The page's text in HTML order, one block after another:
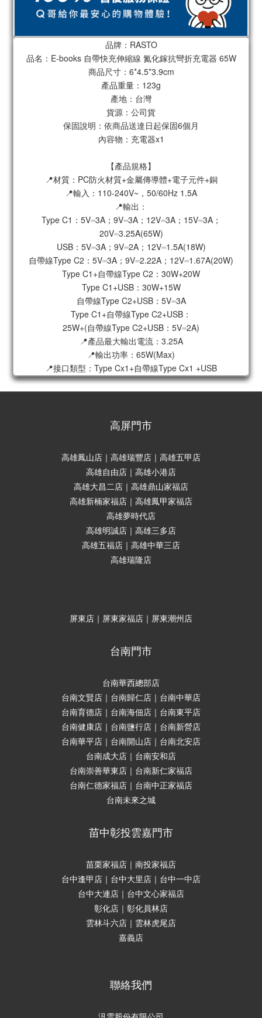
品牌：RASTO
品名：E-books 自帶快充伸縮線 氮化鎵抗彎折充電器 65W
商品尺寸：6*4.5*3.9cm
產品重量：123g
產地：台灣
貨源：公司貨
保固說明：依商品送達日起保固6個月
內容物：充電器x1
【產品規格】
📍材質：PC防火材質+金屬傳導體+電子元件+銅
📍輸入：110-240V~，50/60Hz 1.5A
📍輸出：
Type C1：5V⎓3A；9V⎓3A；12V⎓3A；15V⎓3A；
20V⎓3.25A(65W)
USB：5V⎓3A；9V⎓2A；12V⎓1.5A(18W)
自帶線Type C2：5V⎓3A；9V⎓2.22A；12V⎓1.67A(20W)
Type C1+自帶線Type C2：30W+20W
Type C1+USB：30W+15W
自帶線Type C2+USB：5V⎓3A
Type C1+自帶線Type C2+USB：
25W+(自帶線Type C2+USB：5V⎓2A)
📍產品最大輸出電流：3.25A
📍輸出功率：65W(Max)
📍接口類型：Type Cx1+自帶線Type Cx1 +USB
高屏門市
高雄鳳山店｜高雄瑞豐店｜高雄五甲店
高雄自由店｜高雄小港店
高雄大昌二店｜高雄鼎山家福店
高雄新楠家福店｜高雄鳳甲家福店
高雄夢時代店
高雄明誠店｜高雄三多店
高雄五福店｜高雄中華三店
高雄瑞隆店
屏東店｜屏東家福店｜屏東潮州店
台南門市
台南華西總部店
台南文賢店｜台南歸仁店｜台南中華店
台南育德店｜台南海佃店｜台南東平店
台南健康店｜台南鹽行店｜台南新營店
台南華平店｜台南開山店｜台南北安店
台南成大店｜台南安和店
台南崇善華東店｜台南新仁家福店
台南仁德家福店｜台南中正家福店
台南未來之城
苗中彰投雲嘉門市
苗栗家福店｜南投家福店
台中逢甲店｜台中大里店｜台中一中店
台中大連店｜台中文心家福店
彰化店｜彰化員林店
雲林斗六店｜雲林虎尾店
嘉義店
聯絡我們